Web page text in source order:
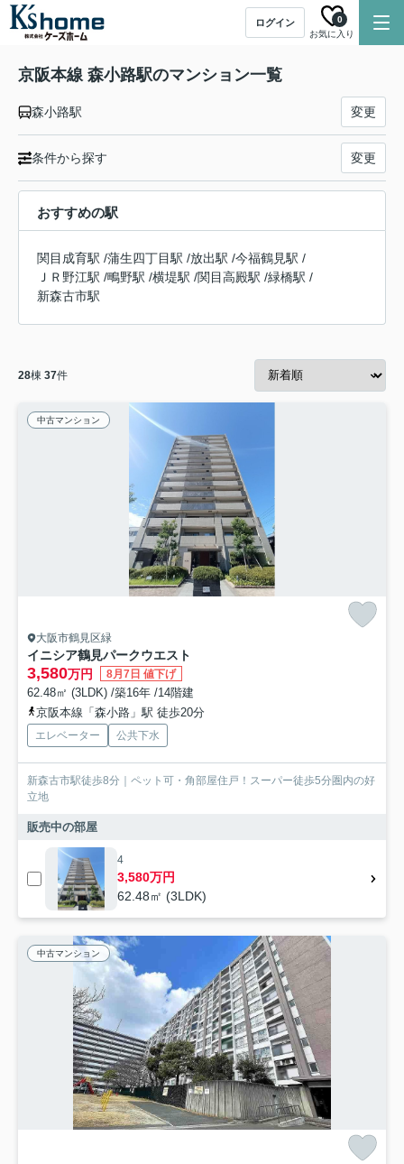
ログイン
お気に入り
0
京阪本線 森小路駅のマンション一覧
森小路駅 変更
条件から探す 変更
おすすめの駅
関目成育駅 /蒲生四丁目駅 /放出駅 /今福鶴見駅 /
ＪＲ野江駅 /鴫野駅 /横堤駅 /関目高殿駅 /緑橋駅 /
新森古市駅
28棟 37件
中古マンション
大阪市鶴見区緑
イニシア鶴見パークウエスト
3,580万円 8月7日 値下げ
62.48㎡ (3LDK) /築16年 /14階建
京阪本線「森小路」駅 徒歩20分
エレベーター 公共下水
新森古市駅徒歩8分｜ペット可・角部屋住戸！スーパー徒歩5分圏内の好
立地
販売中の部屋
4
3,580万円
62.48㎡ (3LDK)
中古マンション